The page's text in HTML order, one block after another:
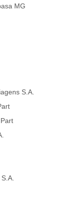
MG
S.A.